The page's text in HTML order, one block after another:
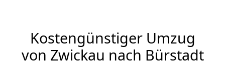
Kostengünstiger Umzug
von Zwickau nach Bürstadt